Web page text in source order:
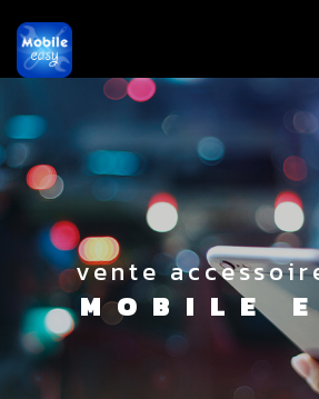
vente
MOBILE